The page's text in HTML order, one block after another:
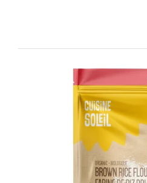
AJOUTER AU PANIER